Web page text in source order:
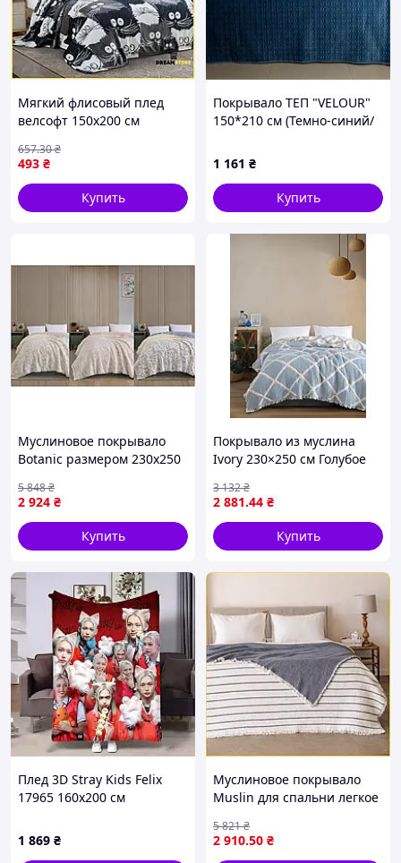
Мягкий флисовый плед
велсофт 150х200 см
дивана тепло в спальне и
дома стор1
493 ₴
657.30₴
Купить
Покрывало ТЕП "VELOUR"
150*210 см (Темно-синий/
1 161 ₴
Купить
Муслиновое покрывало
Botanic размером 230х250
оформления интерьера
2 924 ₴
5 848₴
Купить
Покрывало из муслина
Ivory 230×250 см Голубое
уюта, голубой
2 881.44 ₴
3 132₴
Купить
Плед 3D Stray Kids Felix
17965 160х200 см
1 869 ₴
Муслиновое покрывало
Muslin для спальни легкое
создания уюта и комфорта
2 910.50 ₴
5 821₴